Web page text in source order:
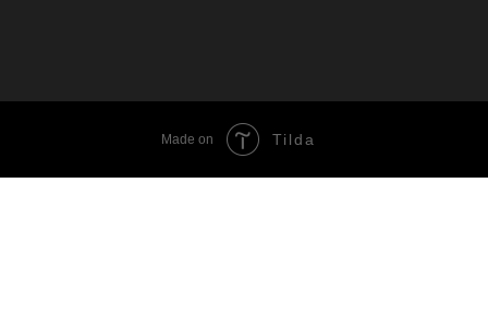
Made on Tilda